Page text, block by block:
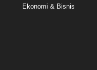
Ekonomi & Bisnis